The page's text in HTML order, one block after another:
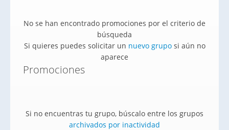
No se han encontrado promociones por el criterio de
búsqueda
Si quieres puedes solicitar un nuevo gruposi aún no
aparece
Promociones
Si no encuentras tu grupo, búscalo entre los grupos
archivados por inactividad